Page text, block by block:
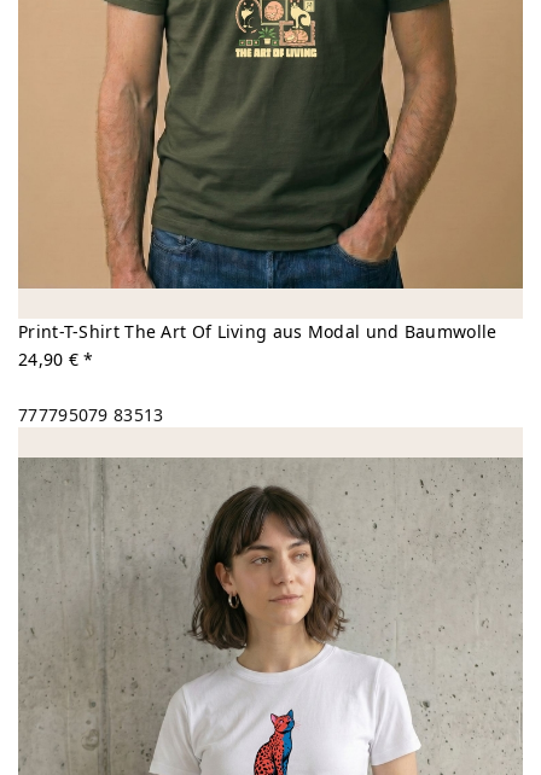
Print-T-Shirt The Art Of Living aus Modal und Baumwolle
24,90 € *
777795079 83513